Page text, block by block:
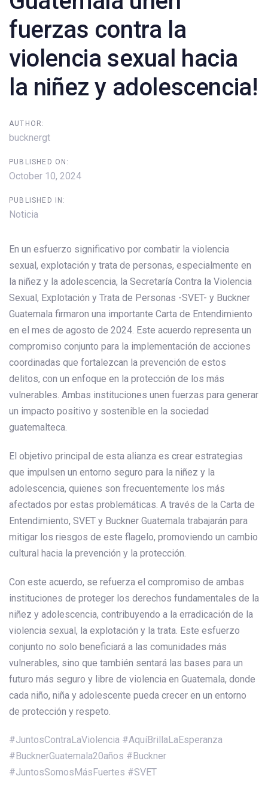
fuerzas contra la
violencia sexual hacia
la niñez y adolescencia!
AUTHOR:
bucknergt
PUBLISHED ON:
October 10, 2024
PUBLISHED IN:
Noticia
En un esfuerzo significativo por combatir la violencia
sexual, explotación y trata de personas, especialmente en
la niñez y la adolescencia, la Secretaría Contra la Violencia
Sexual, Explotación y Trata de Personas -SVET- y Buckner
Guatemala firmaron una importante Carta de Entendimiento
en el mes de agosto de 2024. Este acuerdo representa un
compromiso conjunto para la implementación de acciones
coordinadas que fortalezcan la prevención de estos
delitos, con un enfoque en la protección de los más
vulnerables. Ambas instituciones unen fuerzas para generar
un impacto positivo y sostenible en la sociedad
guatemalteca.
El objetivo principal de esta alianza es crear estrategias
que impulsen un entorno seguro para la niñez y la
adolescencia, quienes son frecuentemente los más
afectados por estas problemáticas. A través de la Carta de
Entendimiento, SVET y Buckner Guatemala trabajarán para
mitigar los riesgos de este flagelo, promoviendo un cambio
cultural hacia la prevención y la protección.
Con este acuerdo, se refuerza el compromiso de ambas
instituciones de proteger los derechos fundamentales de la
niñez y adolescencia, contribuyendo a la erradicación de la
violencia sexual, la explotación y la trata. Este esfuerzo
conjunto no solo beneficiará a las comunidades más
vulnerables, sino que también sentará las bases para un
futuro más seguro y libre de violencia en Guatemala, donde
cada niño, niña y adolescente pueda crecer en un entorno
de protección y respeto.
#JuntosContraLaViolencia #AquíBrillaLaEsperanza
#BucknerGuatemala20años #Buckner
#JuntosSomosMásFuertes #SVET